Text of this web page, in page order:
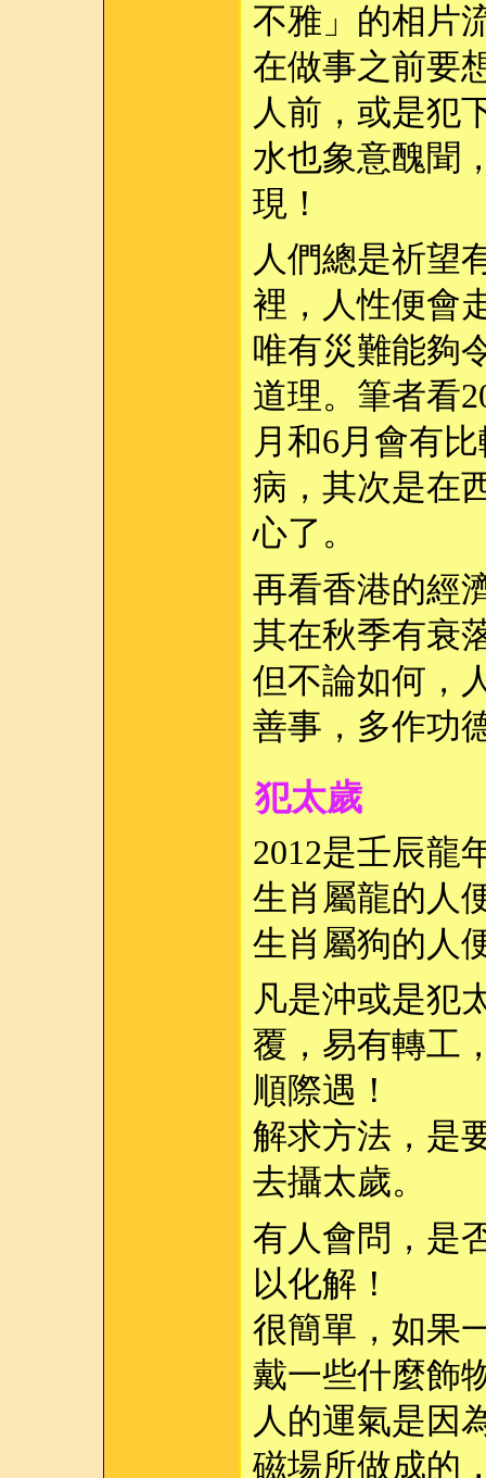
不雅」的相片
在做事之前要
人前，或是犯
水也象意醜聞
現！
人們總是祈望
裡，人性便會
唯有災難能夠
道理。筆者看
月和6月會有
病，其次是在
心了。
再看香港的經
其在秋季有衰
但不論如何，
善事，多作功
犯太歲
2012是壬辰龍
生肖屬龍的人
生肖屬狗的人
凡是沖或是犯
覆，易有轉工
順際遇！
解求方法，是
去攝太歲。
有人會問，是
以化解！
很簡單，如果
戴一些什麼飾
人的運氣是因
磁場所做成的